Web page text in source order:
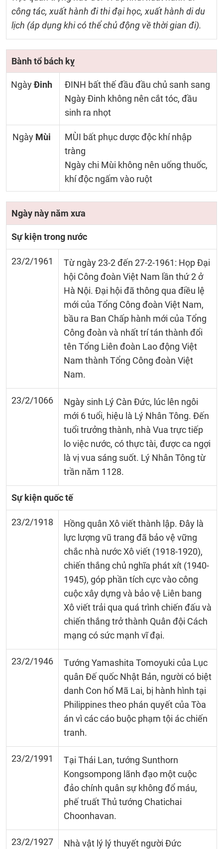
công tác, xuất hành đi thi đại học, xuất hành di du
lịch (áp dụng khi có thể chủ động về thời gian đi).
Bành tổ bách kỵ
NgàyĐinh
ĐINH bất thế đầu đầu chủ sanh sang
Ngày Đinh không nên cắt tóc, đầu
sinh ra nhọt
Ngày Mùi
MÙI bất phục dược độc khí nhập
tràng
Ngày chi Mùi không nên uống thuốc,
khí độc ngấm vào ruột
Ngày này năm xưa
Sự kiện trong nước
23/2/1961
Từ ngày 23-2 đến 27-2-1961: Họp Đại
hội Công đoàn Việt Nam lần thứ 2 ở
Hà Nội. Đại hội đã thông qua điều lệ
mới của Tổng Công đoàn Việt Nam,
bầu ra Ban Chấp hành mới của Tổng
Công đoàn và nhất trí tán thành đổi
tên Tổng Liên đoàn Lao động Việt
Nam thành Tổng Công đoàn Việt
Nam.
23/2/1066
Ngày sinh Lý Càn Đức, lúc lên ngôi
mới 6 tuổi, hiệu là Lý Nhân Tông. Đến
tuổi trưởng thành, nhà Vua trực tiếp
lo việc nước, có thực tài, được ca ngợi
là vị vua sáng suốt. Lý Nhân Tông từ
trần nǎm 1128.
Sự kiện quốc tế
23/2/1918
Hồng quân Xô viết thành lập. Đây là
lực lượng vũ trang đã bảo vệ vững
chắc nhà nước Xô viết (1918-1920),
chiến thắng chủ nghĩa phát xít (1940-
1945), góp phần tích cực vào công
cuộc xây dựng và bảo vệ Liên bang
Xô viết trải qua quá trình chiến đấu và
chiến thắng trở thành Quân đội Cách
mạng có sức mạnh vĩ đại.
23/2/1946
Tướng Yamashita Tomoyuki của Lục
quân Đế quốc Nhật Bản, người có biệt
danh Con hổ Mã Lai, bị hành hình tại
Philippines theo phán quyết của Tòa
án vì các cáo buộc phạm tội ác chiến
tranh.
23/2/1991
Tại Thái Lan, tướng Sunthorn
Kongsompong lãnh đạo một cuộc
đảo chính quân sự không đổ máu,
phế truất Thủ tướng Chatichai
Choonhavan.
23/2/1927
Nhà vật lý lý thuyết người Đức